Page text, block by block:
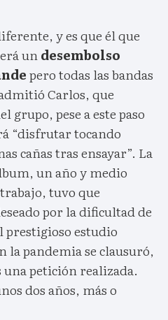
y es que él que
undesembolso
pero todas las bandas
Carlos, que
grupo, pese a este paso
“disfrutar tocando
cañas tras ensayar”. La
un año y medio
tuvo que
por la dificultad de
prestigioso estudio
la pandemia se clausuró,
petición realizada.
dos años, más o